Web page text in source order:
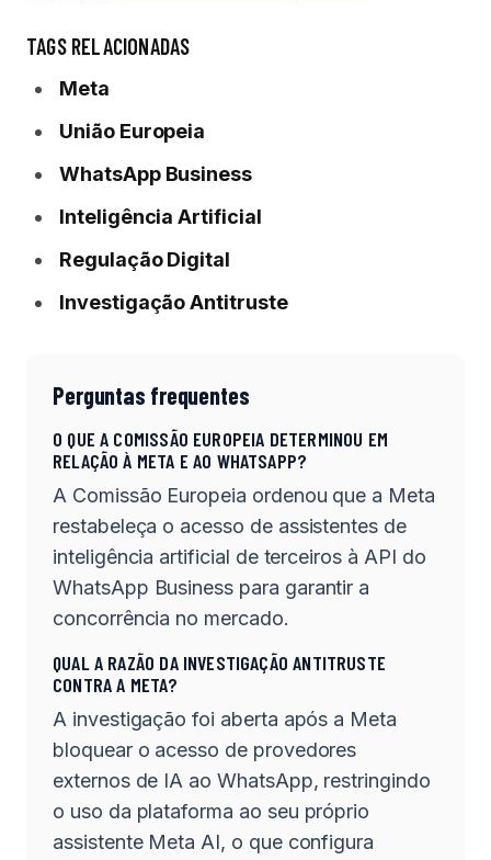
TAGS RELACIONADAS
Meta
União Europeia
WhatsApp Business
Inteligência Artificial
Regulação Digital
Investigação Antitruste
Perguntas frequentes
O QUE A COMISSÃO EUROPEIA DETERMINOU EM
RELAÇÃO À META E AO WHATSAPP?
A Comissão Europeia ordenou que a Meta
restabeleça o acesso de assistentes de
inteligência artificial de terceiros à API do
WhatsApp Business para garantir a
concorrência no mercado.
QUAL A RAZÃO DA INVESTIGAÇÃO ANTITRUSTE
CONTRA A META?
A investigação foi aberta após a Meta
bloquear o acesso de provedores
externos de IA ao WhatsApp, restringindo
o uso da plataforma ao seu próprio
assistente Meta AI, o que configura